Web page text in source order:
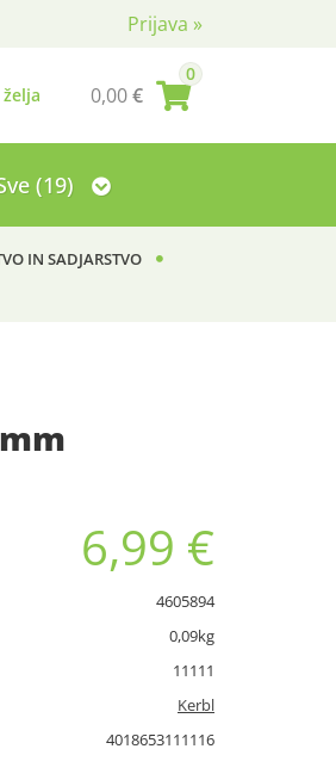
Prijava »
0
0,00€
(19)
IN SADJARSTVO
6,99 €
4605894
0,09kg
11111
Kerbl
4018653111116